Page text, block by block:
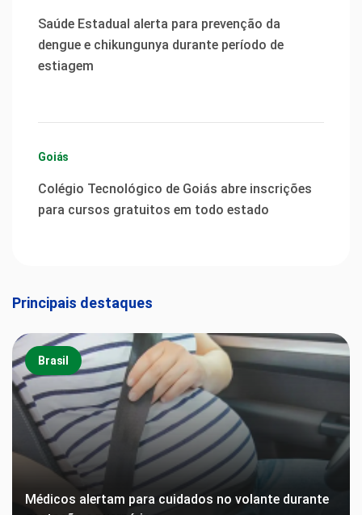
Saúde Estadual alerta para prevenção da
dengue e chikungunya durante período de
estiagem
Goiás
Colégio Tecnológico de Goiás abre inscrições
para cursos gratuitos em todo estado
Principais destaques
Brasil
Médicos alertam para cuidados no volante durante